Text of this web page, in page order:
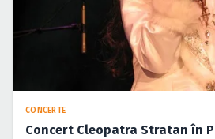
CONCERTE
Concert Cleopatra Stratan în